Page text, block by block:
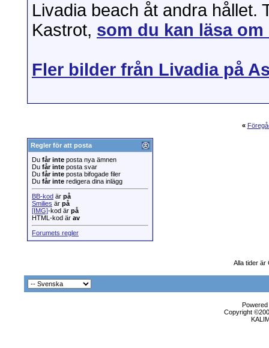
Livadia beach åt andra hållet.
Kastrot, som du kan läsa om
Fler bilder från Livadia på
«
Regler för att posta
Du får inte posta nya ämnen
Du får inte posta svar
Du får inte posta bifogade filer
Du får inte redigera dina inlägg
BB-kod är på
Smilies är på
[IMG]-kod är på
HTML-kod är av
Forumets regler
Alla tider är
Copyright